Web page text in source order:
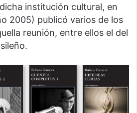
institución cultural, en
2005) publicó varios de los
reunión, entre ellos el del